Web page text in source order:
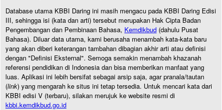
Database utama KBBI Daring ini masih mengacu pada KBBI Daring Edisi
III, sehingga isi (kata dan arti) tersebut merupakan Hak Cipta Badan
Pengembangan dan Pembinaan Bahasa, Kemdikbud (dahulu Pusat
Bahasa). Diluar data utama, kami berusaha menambah kata-kata baru
yang akan diberi keterangan tambahan dibagian akhir arti atau definisi
dengan "Definisi Eksternal". Semoga semakin menambah khazanah
referensi pendidikan di Indonesia dan bisa memberikan manfaat yang
luas. Aplikasi ini lebih bersifat sebagai arsip saja, agar pranala/tautan
(link) yang mengarah ke situs ini tetap tersedia. Untuk mencari kata dari
KBBI edisi V (terbaru), silakan merujuk ke website resmi di
kbbi.kemdikbud.go.id